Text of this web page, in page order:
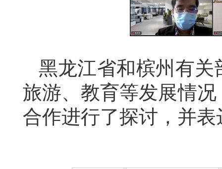
黑龙江省和槟州有
旅游、教育等发展情
合作进行了探讨，并